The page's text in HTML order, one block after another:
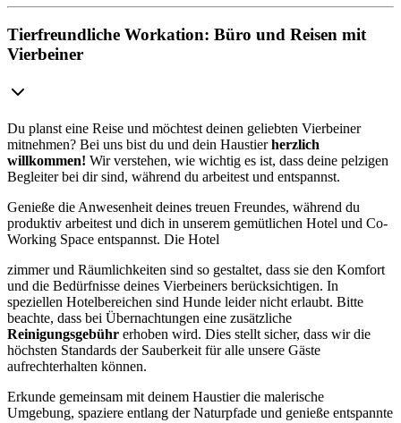
Tierfreundliche Workation: Büro und Reisen mit
Vierbeiner
Du planst eine Reise und möchtest deinen geliebten Vierbeiner
mitnehmen? Bei uns bist du und dein Haustierherzlich
willkommen! Wir verstehen, wie wichtig es ist, dass deine pelzigen
Begleiter bei dir sind, während du arbeitest und entspannst.
Genieße die Anwesenheit deines treuen Freundes, während du
produktiv arbeitest und dich in unserem gemütlichen Hotel und Co-
Working Space entspannst. Die Hotel
zimmer und Räumlichkeiten sind so gestaltet, dass sie den Komfort
und die Bedürfnisse deines Vierbeiners berücksichtigen. In
speziellen Hotelbereichen sind Hunde leider nicht erlaubt. Bitte
beachte, dass bei Übernachtungen eine zusätzliche
Reinigungsgebühr erhoben wird. Dies stellt sicher, dass wir die
höchsten Standards der Sauberkeit für alle unsere Gäste
aufrechterhalten können.
Erkunde gemeinsam mit deinem Haustier die malerische
Umgebung, spaziere entlang der Naturpfade und genieße entspannte